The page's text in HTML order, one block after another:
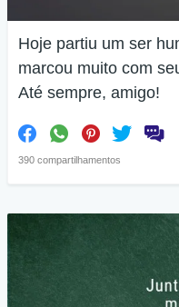
Hoje partiu um ser
marcou muito com
Até sempre, amigo!
390 compartilhamentos